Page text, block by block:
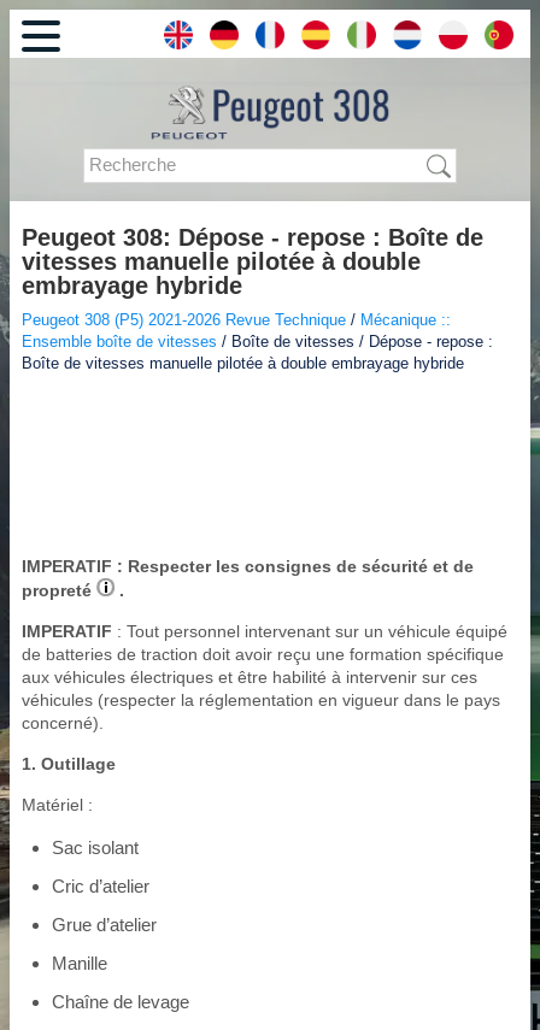
Peugeot 308: Dépose - repose : Boîte de
vitesses manuelle pilotée à double
embrayage hybride
Peugeot 308 (P5) 2021-2026 Revue Technique / Mécanique ::
Ensemble boîte de vitesses / Boîte de vitesses / Dépose - repose :
Boîte de vitesses manuelle pilotée à double embrayage hybride
IMPERATIF : Respecter les consignes de sécurité et de
propreté
.
IMPERATIF : Tout personnel intervenant sur un véhicule équipé
de batteries de traction doit avoir reçu une formation spécifique
aux véhicules électriques et être habilité à intervenir sur ces
véhicules (respecter la réglementation en vigueur dans le pays
concerné).
1. Outillage
Matériel :
Sac isolant
Cric d’atelier
Grue d’atelier
Manille
Chaîne de levage